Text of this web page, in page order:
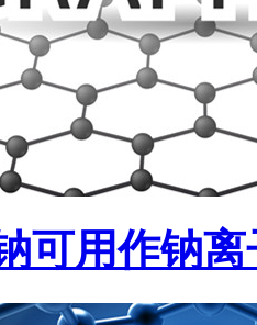
可用作钠